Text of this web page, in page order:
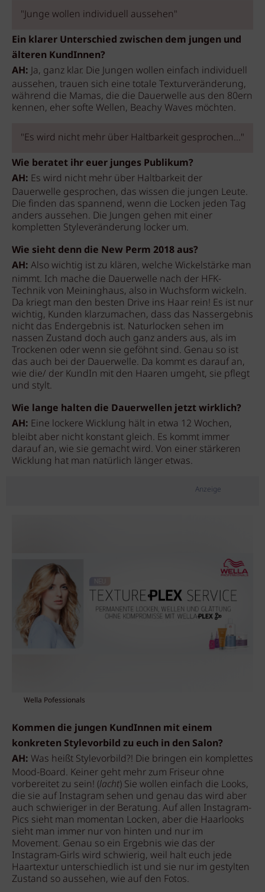
"Junge wollen individuell aussehen"
Ein klarer Unterschied zwischen dem jungen und
älteren KundInnen?
AH:Ja, ganz klar. Die Jungen wollen einfach individuell
aussehen, trauen sich eine totale Texturveränderung,
während die Mamas, die die Dauerwelle aus den 80ern
kennen, eher softe Wellen, Beachy Waves möchten.
"Es wird nicht mehr über Haltbarkeit gesprochen..."
Wie beratet ihr euer junges Publikum?
AH: Es wird nicht mehr über Haltbarkeit der
Dauerwelle gesprochen, das wissen die jungen Leute.
Die finden das spannend, wenn die Locken jeden Tag
anders aussehen. Die Jungen gehen mit einer
kompletten Styleveränderung locker um.
Wie sieht denn die New Perm 2018 aus?
AH: Also wichtig ist zu klären, welche Wickelstärke man
nimmt. Ich mache die Dauerwelle nach der HFK-
Technik von Meininghaus, also in Wuchsform wickeln.
Da kriegt man den besten Drive ins Haar rein! Es ist nur
wichtig, Kunden klarzumachen, dass das Nassergebnis
nicht das Endergebnis ist. Naturlocken sehen im
nassen Zustand doch auch ganz anders aus, als im
Trockenen oder wenn sie geföhnt sind. Genau so ist
das auch bei der Dauerwelle. Da kommt es darauf an,
wie die/ der KundIn mit den Haaren umgeht, sie pflegt
und stylt.
Wie lange halten die Dauerwellen jetzt wirklich?
AH: Eine lockere Wicklung hält in etwa 12 Wochen,
bleibt aber nicht konstant gleich. Es kommt immer
darauf an, wie sie gemacht wird. Von einer stärkeren
Wicklung hat man natürlich länger etwas.
Anzeige
Wella Pofessionals
Kommen die jungen KundInnen mit einem
konkreten Stylevorbild zu euch in den Salon?
AH: Was heißt Stylevorbild?! Die bringen ein komplettes
Mood-Board. Keiner geht mehr zum Friseur ohne
vorbereitet zu sein! (lacht) Sie wollen einfach die Looks,
die sie auf Instagram sehen und genau das wird aber
auch schwieriger in der Beratung. Auf allen Instagram-
Pics sieht man momentan Locken, aber die Haarlooks
sieht man immer nur von hinten und nur im
Movement. Genau so ein Ergebnis wie das der
Instagram-Girls wird schwierig, weil halt euch jede
Haartextur unterschiedlich ist und sie nur im gestylten
Zustand so aussehen, wie auf den Fotos.